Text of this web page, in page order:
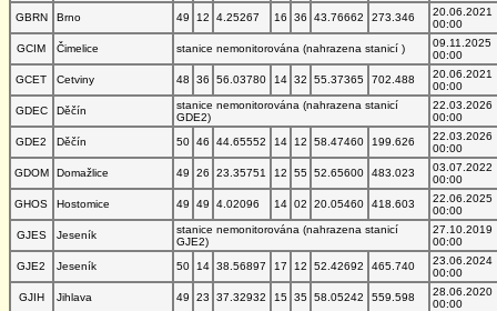
GBRN
Brno 49 12 4.25267 16 36 43.76662 273.346
20.06.2021
00:00
GCIM
Čimelice stanice nemonitorována (nahrazena stanicí )
09.11.2025
00:00
GCET
Cetviny 48 36 56.03780 14 32 55.37365 702.488
20.06.2021
00:00
GDEC
Děčín
stanice nemonitorována (nahrazena stanicí
GDE2)
22.03.2026
00:00
GDE2
Děčín 50 46 44.65552 14 12 58.47460 199.626
22.03.2026
00:00
GDOM
Domažlice 49 26 23.35751 12 55 52.65600 483.023
03.07.2022
00:00
GHOS
Hostomice 49 49 4.02096 14 02 20.05460 418.603
22.06.2025
00:00
GJES
Jeseník
stanice nemonitorována (nahrazena stanicí
GJE2)
27.10.2019
00:00
GJE2
Jeseník 50 14 38.56897 17 12 52.42692 465.740
23.06.2024
00:00
GJIH
Jihlava 49 23 37.32932 15 35 58.05242 559.598
28.06.2020
00:00